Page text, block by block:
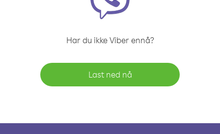
Har du ikke Viber ennå?
Last ned nå